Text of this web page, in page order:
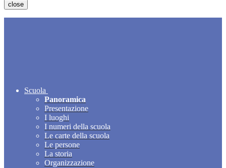
close
Scuola
Panoramica
Presentazione
I luoghi
I numeri della scuola
Le carte della scuola
Le persone
La storia
Organizzazione